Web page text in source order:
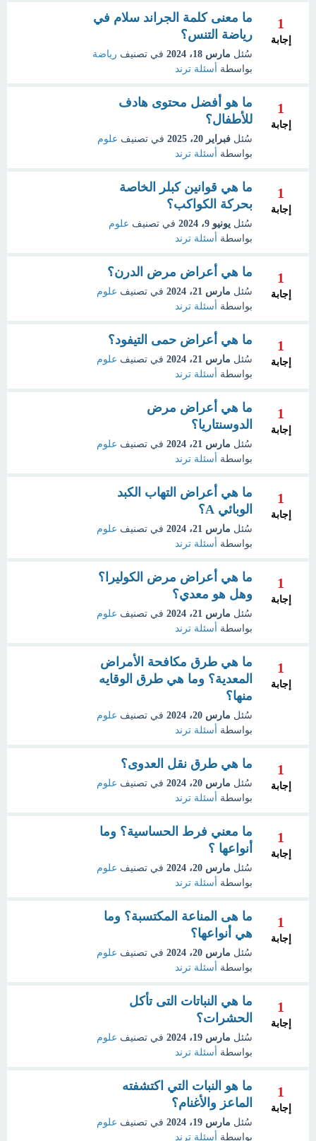
1
إجابة
ما معنى كلمة الجراند سلام في
رياضة التنس؟
سُئل مارس 18، 2024 في تصنيف رياضة
بواسطة
أسئلة ترند
1
إجابة
ما هو أفضل محتوى هادف
للأطفال؟
سُئل فبراير 20، 2025 في تصنيف علوم
بواسطة
أسئلة ترند
1
إجابة
ما هي قوانين كبلر الخاصة
بحركة الكواكب؟
سُئل يونيو 9، 2024 في تصنيف علوم
بواسطة
أسئلة ترند
1
إجابة
ما هي أعراض مرض الدرن؟
سُئل مارس 21، 2024 في تصنيف علوم
بواسطة
أسئلة ترند
1
إجابة
ما هي أعراض حمى التيفود؟
سُئل مارس 21، 2024 في تصنيف علوم
بواسطة
أسئلة ترند
1
إجابة
ما هي أعراض مرض
الدوسنتاريا؟
سُئل مارس 21، 2024 في تصنيف علوم
بواسطة
أسئلة ترند
1
إجابة
ما هي أعراض التهاب الكبد
الوبائي A؟
سُئل مارس 21، 2024 في تصنيف علوم
بواسطة
أسئلة ترند
1
إجابة
ما هي أعراض مرض الكوليرا؟
وهل هو معدي؟
سُئل مارس 21، 2024 في تصنيف علوم
بواسطة
أسئلة ترند
1
إجابة
ما هي طرق مكافحة الأمراض
المعدية؟ وما هي طرق الوقايه
منها؟
سُئل مارس 20، 2024 في تصنيف علوم
بواسطة
أسئلة ترند
1
إجابة
ما هي طرق نقل العدوى؟
سُئل مارس 20، 2024 في تصنيف علوم
بواسطة
أسئلة ترند
1
إجابة
ما معني فرط الحساسية؟ وما
أنواعها ؟
سُئل مارس 20، 2024 في تصنيف علوم
بواسطة
أسئلة ترند
1
إجابة
ما هى المناعة المكتسبة؟ وما
هي أنواعها؟
سُئل مارس 20، 2024 في تصنيف علوم
بواسطة
أسئلة ترند
1
إجابة
ما هي النباتات التى تأكل
الحشرات؟
سُئل مارس 19، 2024 في تصنيف علوم
بواسطة
أسئلة ترند
1
إجابة
ما هو النبات التي اكتشفته
الماعز والأغنام؟
سُئل مارس 19، 2024 في تصنيف علوم
بواسطة
أسئلة ترند